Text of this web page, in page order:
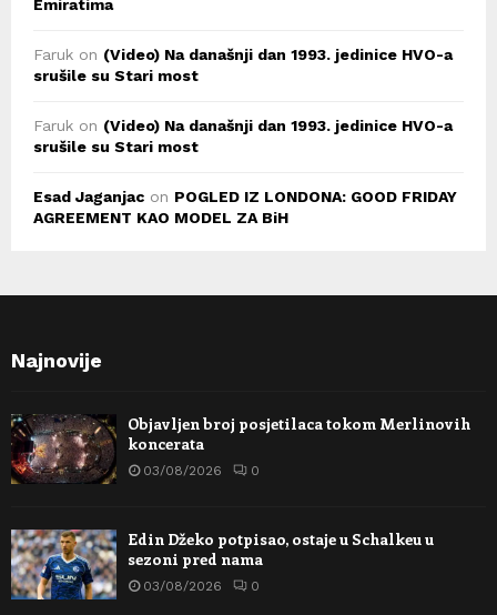
Emiratima
Faruk on (Video) Na današnji dan 1993. jedinice HVO-a
srušile su Stari most
Faruk on (Video) Na današnji dan 1993. jedinice HVO-a
srušile su Stari most
Esad Jaganjac on POGLED IZ LONDONA: GOOD FRIDAY
AGREEMENT KAO MODEL ZA BiH
Najnovije
Objavljen broj posjetilaca tokom Merlinovih
koncerata
03/08/2026 0
Edin Džeko potpisao, ostaje u Schalkeu u
sezoni pred nama
03/08/2026 0